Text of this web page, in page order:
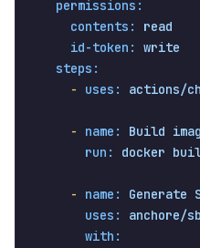
permissions:
contents:
read
id-token:
write
steps:
-
uses: actions/
- name: Build
run:
docker
- name: Generate
uses:
anchore/
with: